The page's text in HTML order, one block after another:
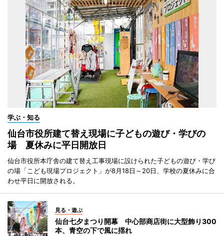
学ぶ・知る
仙台市役所建て替え現場に子どもの遊び・学びの
場 夏休みに平日開放日
仙台市役所本庁舎の建て替え工事現場に設けられた子どもの遊び・学び
の場「こども現場プロジェクト」が8月18日～20日、学校の夏休みに合
わせ平日に開放される。
見る・遊ぶ
仙台七夕まつり開幕 中心部商店街に大型飾り300
本、青空の下で風に揺れ